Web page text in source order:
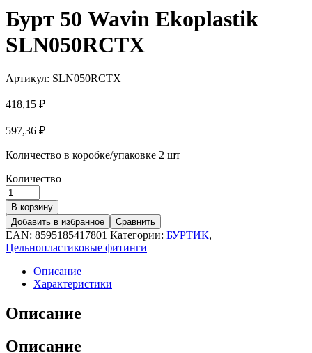
832,38 ₽.
Бурт 50 Wavin Ekoplastik
SLN050RCTX
Артикул: SLN050RCTX
418,15 ₽
597,36 ₽
Количество в коробке/упаковке 2 шт
Количество
В корзину
Добавить в избранное
Сравнить
EAN: 8595185417801 Категории: БУРТИК,
Цельнопластиковые фитинги
Описание
Характеристики
Описание
Описание